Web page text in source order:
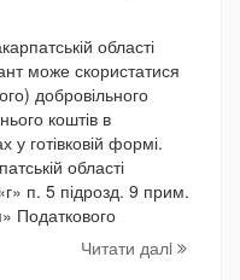
області
може скористатися
добровільного
коштів в
у готівковій формі.
області
п. 5 підрозд. 9 прим.
Податкового
Читати далi